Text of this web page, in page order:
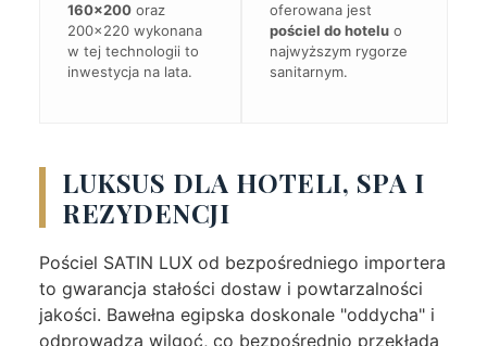
160x200 oraz
200x220 wykonana
w tej technologii to
inwestycja na lata.
oferowana jest
pościel do hotelu o
najwyższym rygorze
sanitarnym.
LUKSUS DLA HOTELI, SPA I
REZYDENCJI
Pościel SATIN LUX od bezpośredniego importera
to gwarancja stałości dostaw i powtarzalności
jakości. Bawełna egipska doskonale "oddycha" i
odprowadza wilgoć, co bezpośrednio przekłada